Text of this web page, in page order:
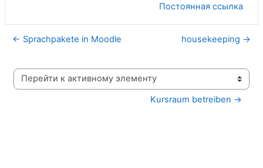
Постоянная ссылка
← Sprachpakete in Moodle housekeeping →
Перейти к активному элементу
Kursraum betreiben →